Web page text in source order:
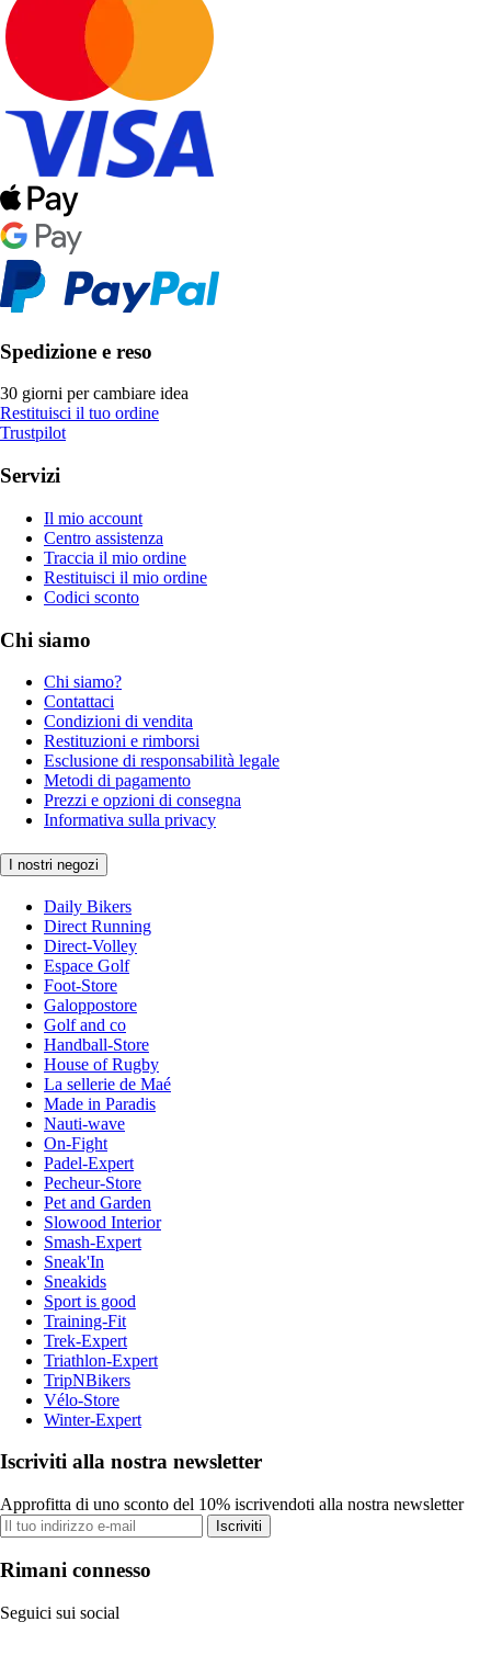
Spedizione e reso
30 giorni per cambiare idea
Restituisci il tuo ordine
Trustpilot
Servizi
Il mio account
Centro assistenza
Traccia il mio ordine
Restituisci il mio ordine
Codici sconto
Chi siamo
Chi siamo?
Contattaci
Condizioni di vendita
Restituzioni e rimborsi
Esclusione di responsabilità legale
Metodi di pagamento
Prezzi e opzioni di consegna
Informativa sulla privacy
I nostri negozi
Daily Bikers
Direct Running
Direct-Volley
Espace Golf
Foot-Store
Galoppostore
Golf and co
Handball-Store
House of Rugby
La sellerie de Maé
Made in Paradis
Nauti-wave
On-Fight
Padel-Expert
Pecheur-Store
Pet and Garden
Slowood Interior
Smash-Expert
Sneak'In
Sneakids
Sport is good
Training-Fit
Trek-Expert
Triathlon-Expert
TripNBikers
Vélo-Store
Winter-Expert
Iscriviti alla nostra newsletter
Approfitta di uno sconto del 10% iscrivendoti alla nostra newsletter
Iscriviti
Rimani connesso
Seguici sui social